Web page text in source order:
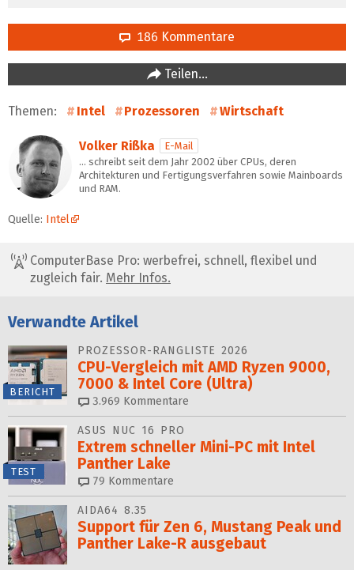
186 Kommentare
Teilen…
Themen: Intel Prozessoren Wirtschaft
Volker Rißka
E-Mail
… schreibt seit dem Jahr 2002 über CPUs, deren
Architekturen und Fertigungsverfahren sowie Mainboards
und RAM.
Quelle: Intel
ComputerBase Pro: werbefrei, schnell, flexibel und
zugleich fair. Mehr Infos.
Verwandte Artikel
BERICHT
PROZESSOR-RANGLISTE 2026
CPU-Vergleich mit AMD Ryzen 9000,
7000 & Intel Core (Ultra)
3.969 Kommentare
TEST
ASUS NUC 16 PRO
Extrem schneller Mini-PC mit Intel
Panther Lake
79 Kommentare
AIDA64 8.35
Support für Zen 6, Mustang Peak und
Panther Lake-R ausgebaut